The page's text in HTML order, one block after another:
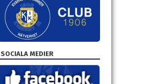
SOCIALA MEDIER